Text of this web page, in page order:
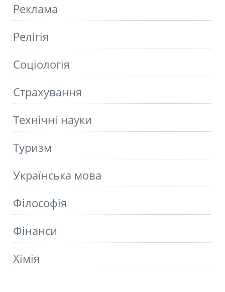
Реклама
Релігія
Соціологія
Страхування
Технічні науки
Туризм
Українська мова
Філософія
Фінанси
Хімія